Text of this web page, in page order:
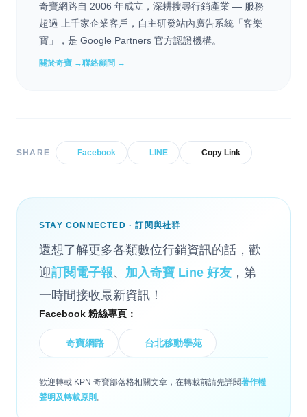
奇寶網路自 2006 年成立，深耕搜尋行銷產業 — 服務
超過 上千家企業客戶，自主研發站內廣告系統「客樂
寶」，是 Google Partners 官方認證機構。
關於奇寶 →聯絡顧問 →
SHARE Facebook LINE Copy Link
STAY CONNECTED · 訂閱與社群
還想了解更多各類數位行銷資訊的話，歡
迎訂閱電子報、 加入奇寶 Line 好友 ，第
一時間接收最新資訊！
Facebook 粉絲專頁：
奇寶網路 台北移動學苑
歡迎轉載 KPN 奇寶部落格相關文章，在轉載前請先詳閱著作權
聲明及轉載原則 。